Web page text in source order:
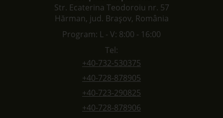
+40-728-878906
E-mail:
contact@celoplast.ro